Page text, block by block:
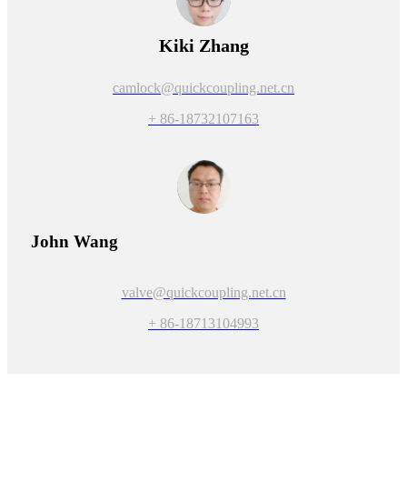
Kiki Zhang
camlock@quickcoupling.net.cn
+ 86-18732107163
John Wang
valve@quickcoupling.net.cn
+ 86-18713104993